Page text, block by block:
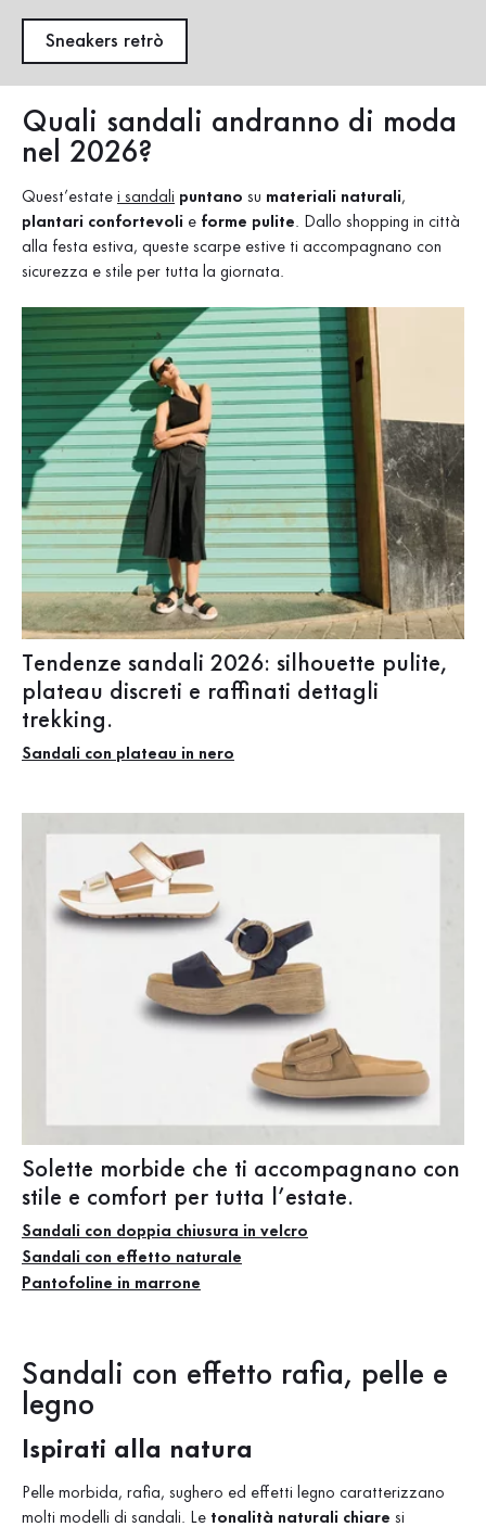
Sneakers retrò
Quali sandali andranno di moda
nel 2026?
Quest’estate i sandali puntano su materiali naturali,
plantari confortevoli e forme pulite . Dallo shopping in città
alla festa estiva, queste scarpe estive ti accompagnano con
sicurezza e stile per tutta la giornata.
Tendenze sandali 2026: silhouette pulite,
plateau discreti e raffinati dettagli
trekking.
Sandali con plateau in nero
Solette morbide che ti accompagnano con
stile e comfort per tutta l’estate.
Sandali con doppia chiusura in velcro
Sandali con effetto naturale
Pantofoline in marrone
Sandali con effetto rafia, pelle e
legno
Ispirati alla natura
Pelle morbida, rafia, sughero ed effetti legno caratterizzano
molti modelli di sandali. Le tonalità naturali chiare si